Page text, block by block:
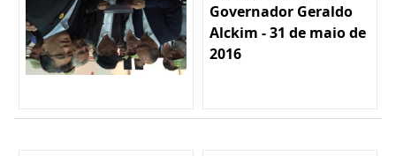
Governador Geraldo
Alckim - 31 de maio de
2016